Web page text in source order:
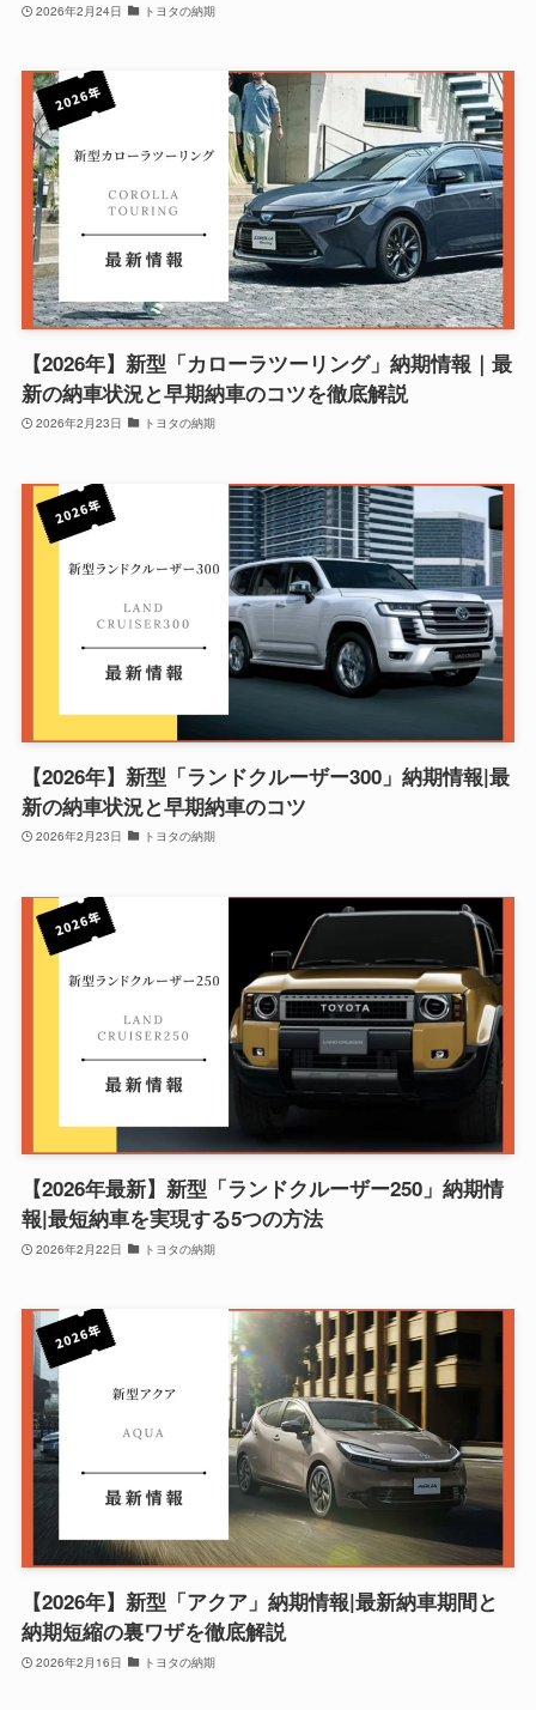
2026年2月24日 トヨタの納期
【2026年】新型「カローラツーリング」納期情報｜最
新の納車状況と早期納車のコツを徹底解説
2026年2月23日 トヨタの納期
【2026年】新型「ランドクルーザー300」納期情報|最
新の納車状況と早期納車のコツ
2026年2月23日 トヨタの納期
【2026年最新】新型「ランドクルーザー250」納期情
報|最短納車を実現する5つの方法
2026年2月22日 トヨタの納期
【2026年】新型「アクア」納期情報|最新納車期間と
納期短縮の裏ワザを徹底解説
2026年2月16日 トヨタの納期